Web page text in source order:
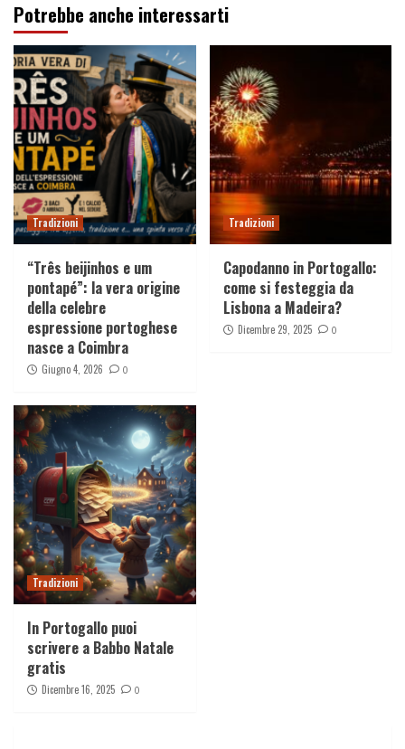
Potrebbe anche interessarti
Tradizioni
“Três beijinhos e um
pontapé”: la vera origine
della celebre
espressione portoghese
nasce a Coimbra
Giugno 4, 2026 0
Tradizioni
Capodanno in Portogallo:
come si festeggia da
Lisbona a Madeira?
Dicembre 29, 2025 0
Tradizioni
In Portogallo puoi
scrivere a Babbo Natale
gratis
Dicembre 16, 2025 0